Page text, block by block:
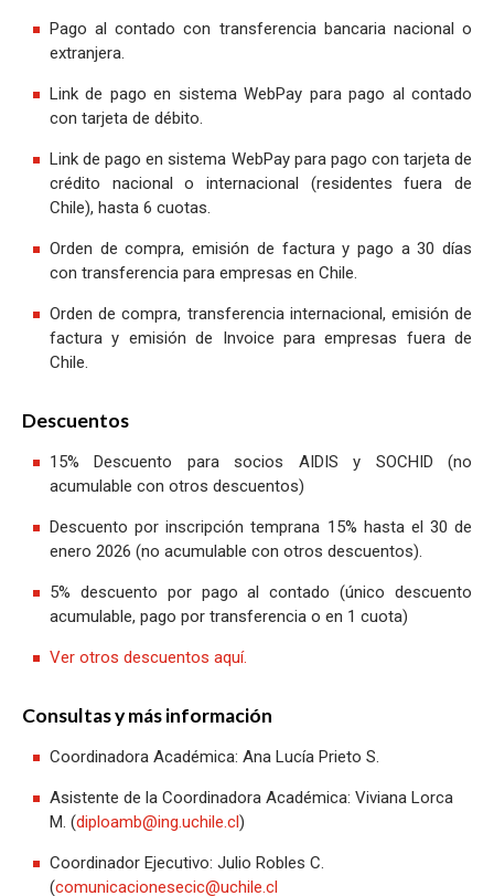
Pago al contado con transferencia bancaria nacional o
extranjera.
Link de pago en sistema WebPay para pago al contado
con tarjeta de débito.
Link de pago en sistema WebPay para pago con tarjeta de
crédito nacional o internacional (residentes fuera de
Chile), hasta 6 cuotas.
Orden de compra, emisión de factura y pago a 30 días
con transferencia para empresas en Chile.
Orden de compra, transferencia internacional, emisión de
factura y emisión de Invoice para empresas fuera de
Chile.
Descuentos
15% Descuento para socios AIDIS y SOCHID (no
acumulable con otros descuentos)
Descuento por inscripción temprana 15% hasta el 30 de
enero 2026 (no acumulable con otros descuentos).
5% descuento por pago al contado (único descuento
acumulable, pago por transferencia o en 1 cuota)
Ver otros descuentos aquí.
Consultas y más información
Coordinadora Académica: Ana Lucía Prieto S.
Asistente de la Coordinadora Académica: Viviana Lorca
M. (diploamb@ing.uchile.cl)
Coordinador Ejecutivo: Julio Robles C.
(comunicacionesecic@uchile.cl